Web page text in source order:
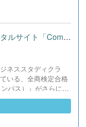
した。 主催者の方か
り添い、自分で考え
マインドが自然と身
きました！ 教室の中
ィールドで本領を発
科生、どんどん外へ
磨き、世界を笑顔に
んを応援していま
【ＢＳＣ】全商検定対策支援ポータルサイト「Compath（コンパス）...
ネススタディクラ
いる、全商検定合格
パス）』がさらにバ
もユーザーの皆様か
とに、BSC部員のプ